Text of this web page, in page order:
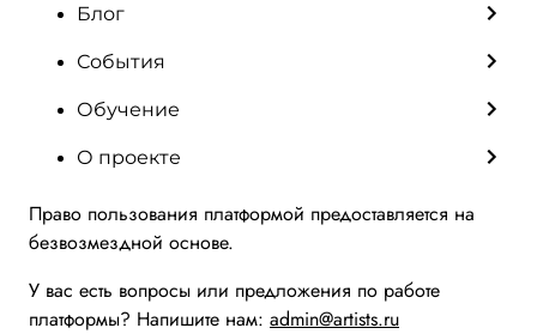
Блог
События
Обучение
О проекте
Право пользования платформой предоставляется на
безвозмездной основе.
У вас есть вопросы или предложения по работе
платформы? Напишите нам: admin@artists.ru